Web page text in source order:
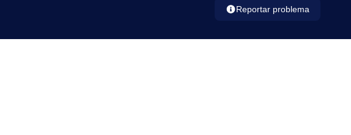
Reportar problema